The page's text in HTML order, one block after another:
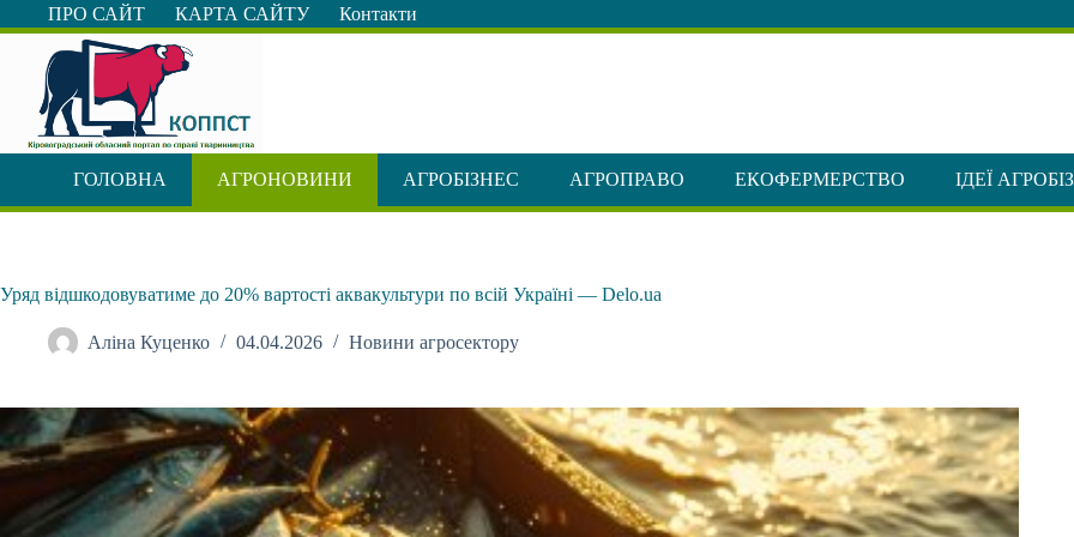
Перейти
до
ПРО САЙТ КАРТА САЙТУ Контакти
ГОЛОВНА АГРОНОВИНИ АГРОБІЗНЕС АГРОПРАВО ЕКОФЕРМЕРСТВО ІДЕЇ
Уряд відшкодовуватиме до 20% вартості аквакультури по всій Україні — Delo.ua
Аліна Куценко 04.04.2026 Новини агросектору